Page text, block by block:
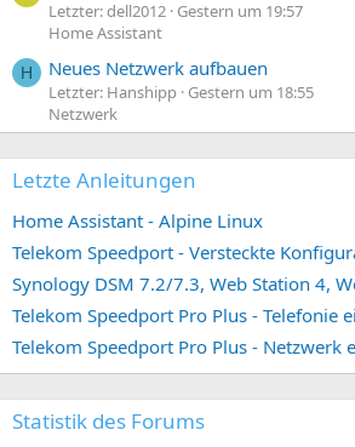
Letzter: dell2012 Gestern um 19:57
Home Assistant
H Neues Netzwerk aufbauen
Letzter: Hanshipp Gestern um 18:55
Netzwerk
Letzte Anleitungen
Home Assistant - Alpine Linux
Telekom Speedport - Versteckte
Telekom Speedport Pro Plus - Telefonie
Telekom Speedport Pro Plus - Netzwerk
Statistik des Forums